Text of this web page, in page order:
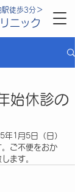
駅徒歩3分＞
ニック
始休診の
1月5日（日）
ご不便をおか
ます。